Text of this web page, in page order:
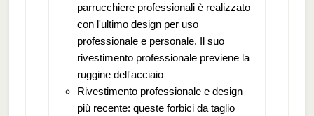
parrucchiere professionali è realizzato
con l'ultimo design per uso
professionale e personale. Il suo
rivestimento professionale previene la
ruggine dell'acciaio
Rivestimento professionale e design
più recente: queste forbici da taglio